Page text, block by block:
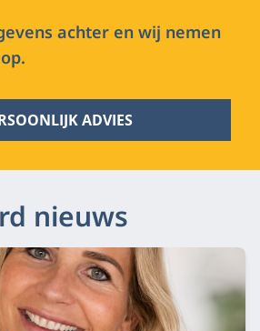
achter en wij nemen
ADVIES
nieuws